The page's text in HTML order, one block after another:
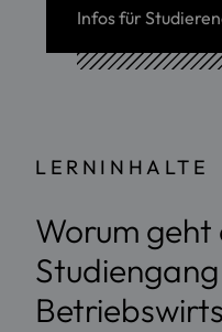
Infos für
LERNINHALTE
Worum geht
Studiengang